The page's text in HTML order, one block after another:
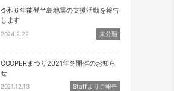
令和６年能登半島地震の支援活動を報告
します
2024.2.22 未分類
COOPERまつり2021年冬開催のお知ら
せ
2021.12.13 Staffよりご報告